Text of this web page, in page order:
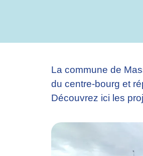
La commune de
du centre-bourg et
Découvrez ici les